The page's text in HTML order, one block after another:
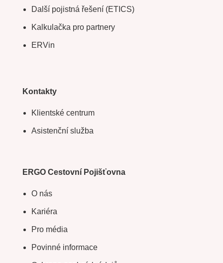
Další pojistná řešení (ETICS)
Kalkulačka pro partnery
ERVin
Kontakty
Klientské centrum
Asistenční služba
ERGO Cestovní Pojišťovna
O nás
Kariéra
Pro média
Povinné informace